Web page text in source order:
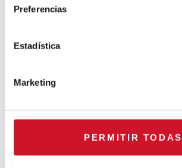
Preferencias
Estadística
Marketing
PERMITIR TODAS
combate el icono (el “árbol
Dibujar el sol
lointangible(sensación,
Graphic Design Play Book. An